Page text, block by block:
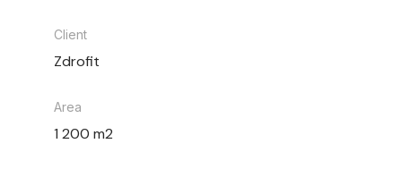
Client
Zdrofit
Area
1 200 m2